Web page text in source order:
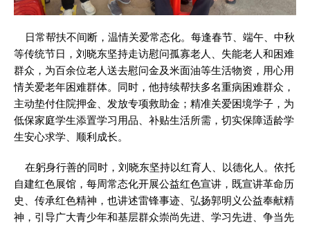
日常帮扶不间断，温情关爱常态化。每逢春节、端午、中秋
等传统节日，刘晓东坚持走访慰问孤寡老人、失能老人和困难
群众，为百余位老人送去慰问金及米面油等生活物资，用心用
情关爱老年困难群体。同时，他持续帮扶多名重病困难群众，
主动垫付住院押金、发放专项救助金；精准关爱困境学子，为
低保家庭学生添置学习用品、补贴生活所需，切实保障适龄学
生安心求学、顺利成长。
在躬身行善的同时，刘晓东坚持以红育人、以德化人。依托
自建红色展馆，每周常态化开展公益红色宣讲，既宣讲革命历
史、传承红色精神，也讲述雷锋事迹、弘扬郭明义公益奉献精
神，引导广大青少年和基层群众崇尚先进、学习先进、争当先